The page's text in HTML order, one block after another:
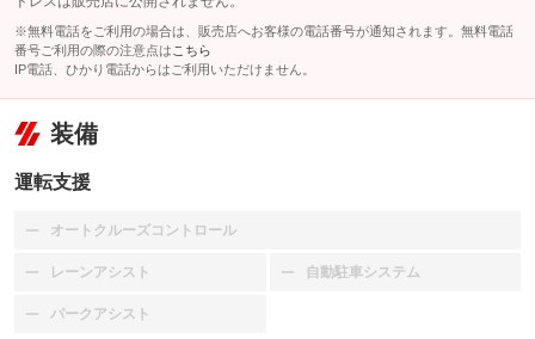
※無料電話をご利用の場合は、販売店へお客様の電話番号が通知されます。無料電話
番号ご利用の際の注意点は こちら
IP電話、ひかり電話からはご利用いただけません。
装備
運転支援
オートクルーズコントロール
：装備なし
レーンアシスト
：装備なし 自動駐車システム
：装備なし
パークアシスト
：装備なし